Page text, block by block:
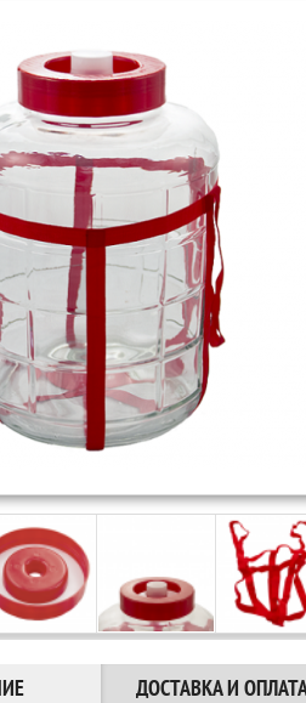
ДОСТАВКА И